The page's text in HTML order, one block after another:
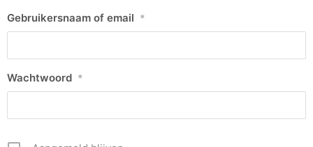
Gebruikersnaam of email *
Wachtwoord *